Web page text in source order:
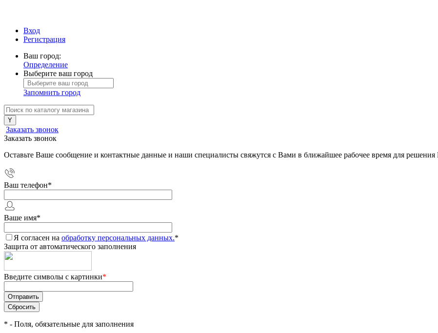
Вход
Регистрация
Ваш город:
Определение
Выберите ваш город
Запомнить город
Заказать звонок
Заказать звонок
Оставьте Ваше сообщение и контактные данные и наши специалисты свяжутся с Вами в ближайшее рабочее время для решения
Ваш телефон*
Ваше имя*
Я согласен на обработку персональных данных.*
Защита от автоматического заполнения
Введите символы с картинки*
* - Поля, обязательные для заполнения